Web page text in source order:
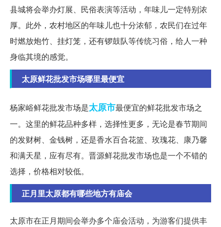
县城将会举办灯展、民俗表演等活动，年味儿一定特别浓
厚。此外，农村地区的年味儿也十分浓郁，农民们在过年
时燃放炮竹、挂灯笼，还有锣鼓队等传统习俗，给人一种
身临其境的感觉。
太原鲜花批发市场哪里最便宜
杨家峪鲜花批发市场是太原市最便宜的鲜花批发市场之
一。这里的鲜花品种多样，选择性更多，无论是春节期间
的发财树、金钱树，还是香水百合花篮、玫瑰花、康乃馨
和满天星，应有尽有。晋源鲜花批发市场也是一个不错的
选择，价格相对较低。
正月里太原都有哪些地方有庙会
太原市在正月期间会举办多个庙会活动，为游客们提供丰